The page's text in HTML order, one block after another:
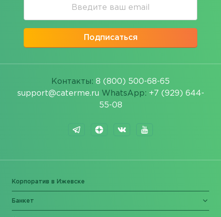
Подписаться
Контакты: 8 (800) 500-68-65
support@caterme.ru WhatsApp: +7 (929) 644-
55-08
Корпоратив в Ижевске
Банкет